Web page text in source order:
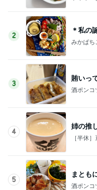
2
＊私の
みかぱち
3
賄いっ
酒ポン
4
姉の推
［半休
5
まとも
酒ポン